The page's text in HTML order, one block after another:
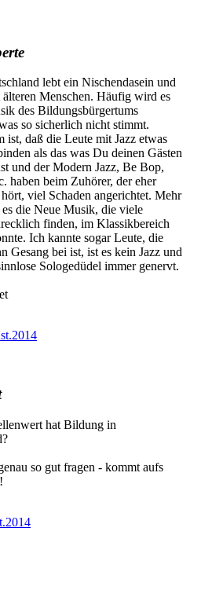
lebt ein Nischendasein und
älteren Menschen. Häufig wird es
des Bildungsbürgertums
so sicherlich nicht stimmt.
ist, daß die Leute mit Jazz etwas
als das was Du deinen Gästen
und der Modern Jazz, Be Bop,
haben beim Zuhörer, der eher
hört, viel Schaden angerichtet. Mehr
es die Neue Musik, die viele
finden, im Klassikbereich
Ich kannte sogar Leute, die
Gesang bei ist, ist es kein Jazz und
Sologedüdel immer genervt.
hat Bildung in
so gut fragen - kommt aufs